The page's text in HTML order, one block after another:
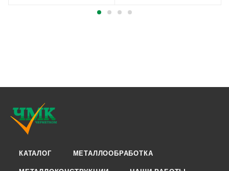
КАТАЛОГ МЕТАЛЛООБРАБОТКА